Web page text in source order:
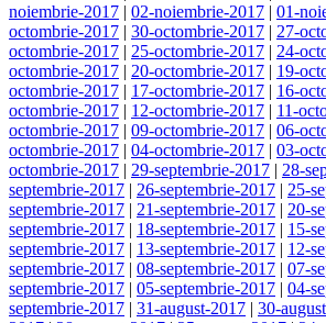
noiembrie-2017 | 02-noiembrie-2017 | 01-
octombrie-2017 | 30-octombrie-2017 | 27-
octombrie-2017 | 25-octombrie-2017 | 24-
octombrie-2017 | 20-octombrie-2017 | 19-
octombrie-2017 | 17-octombrie-2017 | 16-
octombrie-2017 | 12-octombrie-2017 | 11-
octombrie-2017 | 09-octombrie-2017 | 06-
octombrie-2017 | 04-octombrie-2017 | 03-
octombrie-2017 | 29-septembrie-2017 | 28-
septembrie-2017 | 26-septembrie-2017 | 25-
septembrie-2017 | 21-septembrie-2017 | 20-
septembrie-2017 | 18-septembrie-2017 | 15-
septembrie-2017 | 13-septembrie-2017 | 12-
septembrie-2017 | 08-septembrie-2017 | 07-
septembrie-2017 | 05-septembrie-2017 | 04-
septembrie-2017 | 31-august-2017 | 30-